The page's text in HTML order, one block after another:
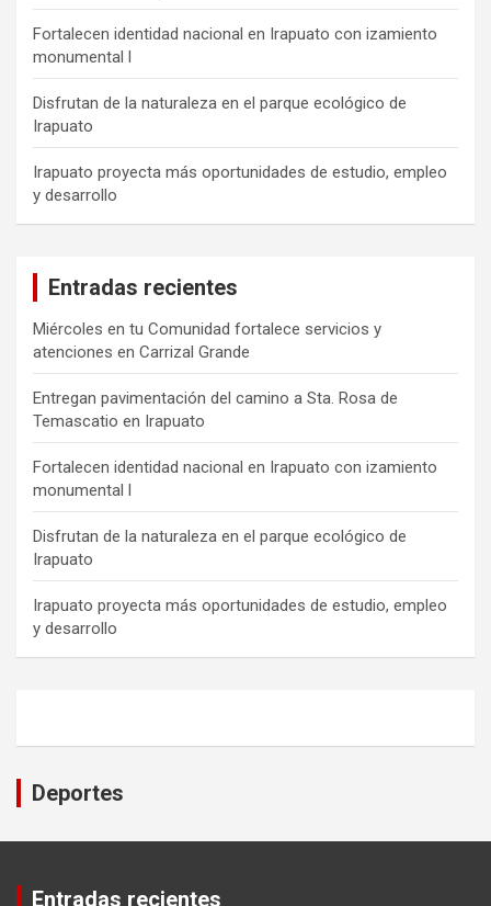
Fortalecen identidad nacional en Irapuato con izamiento
monumental l
Disfrutan de la naturaleza en el parque ecológico de
Irapuato
Irapuato proyecta más oportunidades de estudio, empleo
y desarrollo
Entradas recientes
Miércoles en tu Comunidad fortalece servicios y
atenciones en Carrizal Grande
Entregan pavimentación del camino a Sta. Rosa de
Temascatio en Irapuato
Fortalecen identidad nacional en Irapuato con izamiento
monumental l
Disfrutan de la naturaleza en el parque ecológico de
Irapuato
Irapuato proyecta más oportunidades de estudio, empleo
y desarrollo
Deportes
Entradas recientes